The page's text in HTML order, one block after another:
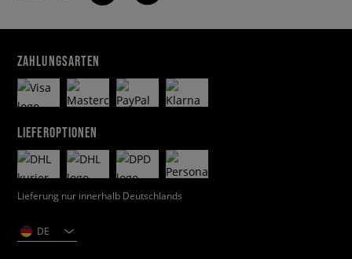
ZAHLUNGSARTEN
LIEFEROPTIONEN
Lieferung nur innerhalb Deutschlands
DE